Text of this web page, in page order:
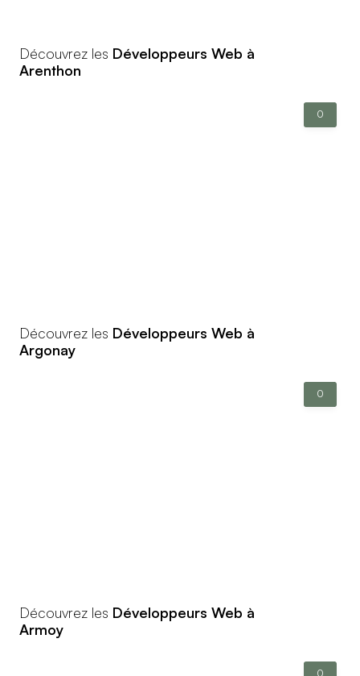
Découvrez les Développeurs Web à
Arenthon
0
Découvrez les Développeurs Web à
Argonay
0
Découvrez les Développeurs Web à
Armoy
0